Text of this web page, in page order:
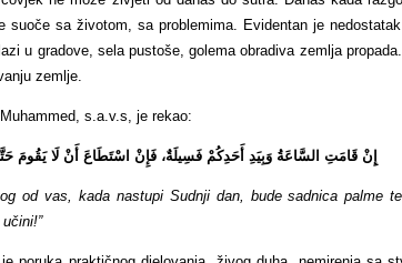
suoče sa životom, sa problemima. Evidentan je
u gradove, sela pustoše, golema obradiva zemlja
zemlje.
s.a.v.s, je rekao:
إِنْ قَامَتِ السَّاعَةُ وَبِيَدِ أَحَدِكُمْ فَسِيلَةٌ، فَإِنْ اسْتَطَاعَ أَنْ لَا يَقُومَ
od vas, kada nastupi Sudnji dan, bude sadnica palme